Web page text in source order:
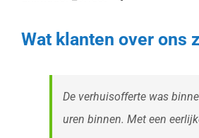
Wat klanten over ons
De verhuisofferte was
uren binnen. Met een